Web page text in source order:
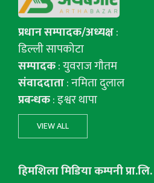
प्रधान सम्पादक/अध्यक्ष:
डिल्ली सापकोटा
सम्पादक: युवराज गाैतम
संवाददाता: नमिता दुलाल
प्रबन्धक: इश्वर थापा
VIEW ALL
हिमशिला मिडिया कम्पनी प्रा.लि.